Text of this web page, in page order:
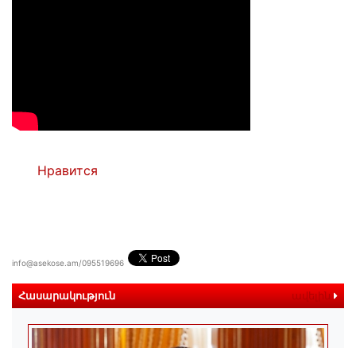
Нравится
info@asekose.am/095519696
Հասարակություն ավելին